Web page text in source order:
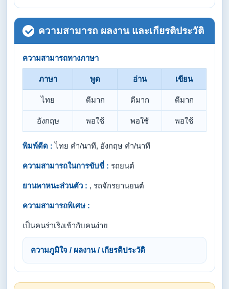
ความสามารถ ผลงาน และเกียรติประวัติ
ความสามารถทางภาษา
ภาษา พูด อ่าน เขียน
ไทย ดีมาก ดีมาก ดีมาก
อังกฤษ พอใช้ พอใช้ พอใช้
พิมพ์ดีด : ไทย คำ/นาที, อังกฤษ คำ/นาที
ความสามารถในการขับขี่ : รถยนต์
ยานพาหนะส่วนตัว : , รถจักรยานยนต์
ความสามารถพิเศษ :
เป็นคนร่าเริงเข้ากับคนง่าย
ความภูมิใจ / ผลงาน / เกียรติประวัติ